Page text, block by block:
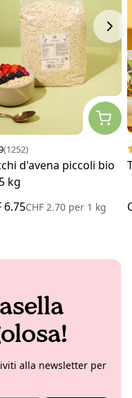
(1252)
d'avena piccoli bio
kg
6.75CHF 2.70 per1 kg
alla newsletter per